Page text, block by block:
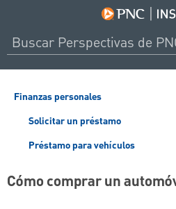
Finanzas personales
Solicitar un préstamo
Préstamo para vehículos
Cómo comprar un